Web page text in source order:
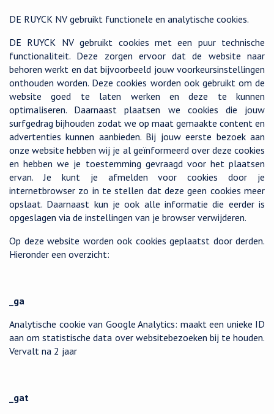
DE RUYCK NV gebruikt functionele en analytische cookies.
DE RUYCK NV gebruikt cookies met een puur technische
functionaliteit. Deze zorgen ervoor dat de website naar
behoren werkt en dat bijvoorbeeld jouw voorkeursinstellingen
onthouden worden. Deze cookies worden ook gebruikt om de
website goed te laten werken en deze te kunnen
optimaliseren. Daarnaast plaatsen we cookies die jouw
surfgedrag bijhouden zodat we op maat gemaakte content en
advertenties kunnen aanbieden. Bij jouw eerste bezoek aan
onze website hebben wij je al geïnformeerd over deze cookies
en hebben we je toestemming gevraagd voor het plaatsen
ervan. Je kunt je afmelden voor cookies door je
internetbrowser zo in te stellen dat deze geen cookies meer
opslaat. Daarnaast kun je ook alle informatie die eerder is
opgeslagen via de instellingen van je browser verwijderen.
Op deze website worden ook cookies geplaatst door derden.
Hieronder een overzicht:
_ga
Analytische cookie van Google Analytics: maakt een unieke ID
aan om statistische data over websitebezoeken bij te houden.
Vervalt na 2 jaar
_gat